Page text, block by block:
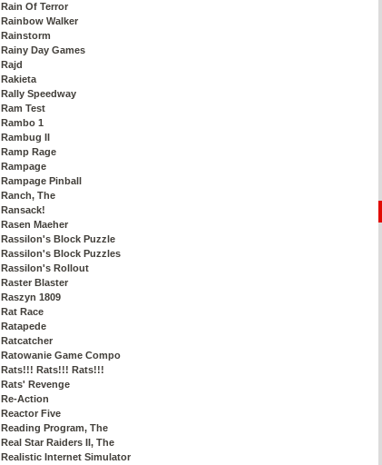
Rain Of Terror
Rainbow Walker
Rainstorm
Rainy Day Games
Rajd
Rakieta
Rally Speedway
Ram Test
Rambo 1
Rambug II
Ramp Rage
Rampage
Rampage Pinball
Ranch, The
Ransack!
Rasen Maeher
Rassilon's Block Puzzle
Rassilon's Block Puzzles
Rassilon's Rollout
Raster Blaster
Raszyn 1809
Rat Race
Ratapede
Ratcatcher
Ratowanie Game Compo
Rats!!! Rats!!! Rats!!!
Rats' Revenge
Re-Action
Reactor Five
Reading Program, The
Real Star Raiders II, The
Realistic Internet Simulator